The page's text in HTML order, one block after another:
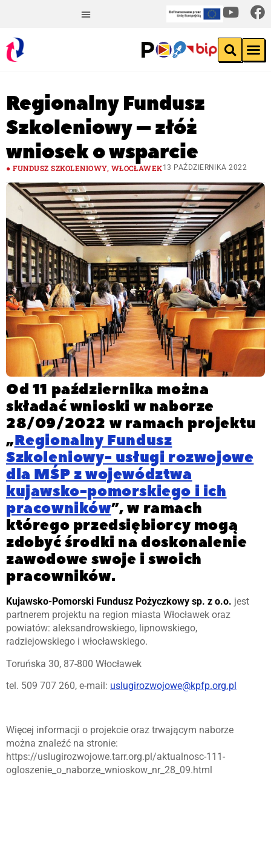
Regionalny Fundusz
Szkoleniowy – złóż
wniosek o wsparcie
FUNDUSZ SZKOLENIOWY, WŁOCŁAWEK13 PAŹDZIERNIKA 2022
Od 11 października można
składać wnioski w naborze
28/09/2022 w ramach projektu
„Regionalny Fundusz
Szkoleniowy- usługi rozwojowe
dla MŚP z województwa
kujawsko-pomorskiego i ich
pracowników”, w ramach
którego przedsiębiorcy mogą
zdobyć środki na doskonalenie
zawodowe swoje i swoich
pracowników.
Kujawsko-Pomorski Fundusz Pożyczkowy sp. z o.o. jest
partnerem projektu na region miasta Włocławek oraz
powiatów: aleksandrowskiego, lipnowskiego,
radziejowskiego i włocławskiego.
Toruńska 30, 87-800 Włocławek
tel. 509 707 260, e-mail: uslugirozwojowe@kpfp.org.pl
Więcej informacji o projekcie oraz trwającym naborze
można znaleźć na stronie:
https://uslugirozwojowe.tarr.org.pl/aktualnosc-111-
ogloszenie_o_naborze_wnioskow_nr_28_09.html